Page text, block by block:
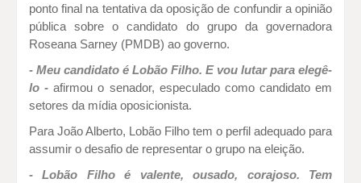
ponto final na tentativa da oposição de confundir a opinião
pública sobre o candidato do grupo da governadora
Roseana Sarney (PMDB) ao governo.
- Meu candidato é Lobão Filho. E vou lutar para elegê-
lo - afirmou o senador, especulado como candidato em
setores da mídia oposicionista.
Para João Alberto, Lobão Filho tem o perfil adequado para
assumir o desafio de representar o grupo na eleição.
- Lobão Filho é valente, ousado, corajoso. Tem